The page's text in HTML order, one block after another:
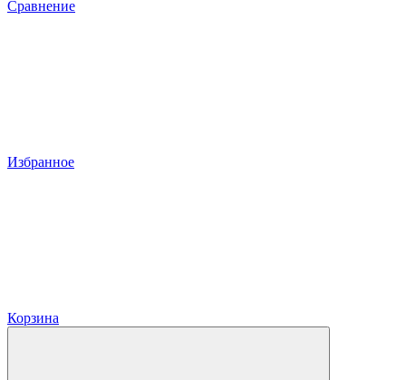
Сравнение
Избранное
Корзина